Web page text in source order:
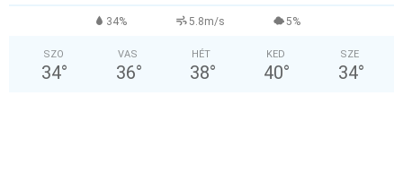
34% 5.8m/s 5%
SZO
34°
VAS
36°
HÉT
38°
KED
40°
SZE
34°